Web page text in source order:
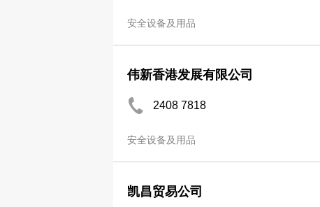
安全设备及用品
伟新香港发展有限公司
2408 7818
安全设备及用品
凯昌贸易公司